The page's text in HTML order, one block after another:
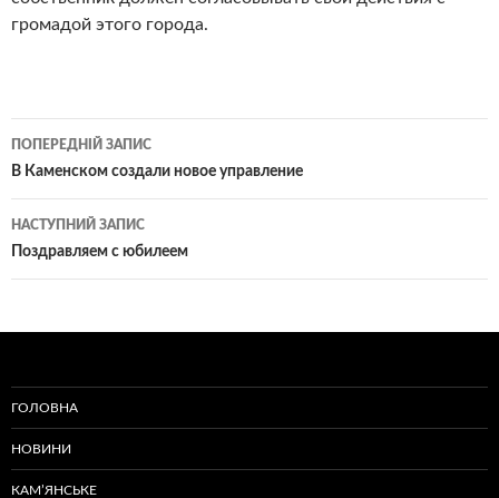
громадой этого города.
Навігація
по
записам
ПОПЕРЕДНІЙ ЗАПИС
В Каменском создали новое управление
НАСТУПНИЙ ЗАПИС
Поздравляем с юбилеем
ГОЛОВНА
НОВИНИ
КАМ’ЯНСЬКЕ